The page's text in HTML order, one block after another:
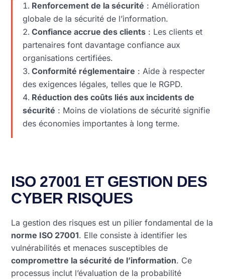
Renforcement de la sécurité : Amélioration
globale de la sécurité de l’information.
Confiance accrue des clients : Les clients et
partenaires font davantage confiance aux
organisations certifiées.
Conformité réglementaire : Aide à respecter
des exigences légales, telles que le RGPD.
Réduction des coûts liés aux incidents de
sécurité : Moins de violations de sécurité signifie
des économies importantes à long terme.
ISO 27001 ET GESTION DES
CYBER RISQUES
La gestion des risques est un pilier fondamental de la
norme ISO 27001. Elle consiste à identifier les
vulnérabilités et menaces susceptibles de
compromettre la sécurité de l’information. Ce
processus inclut l’évaluation de la probabilité